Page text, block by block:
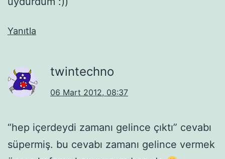
Yanıtla
twintechno
06 Mart 2012, 08:37
“hep içerdeydi zamanı gelince çıktı” cevabı
süpermiş. bu cevabı zamanı gelince vermek